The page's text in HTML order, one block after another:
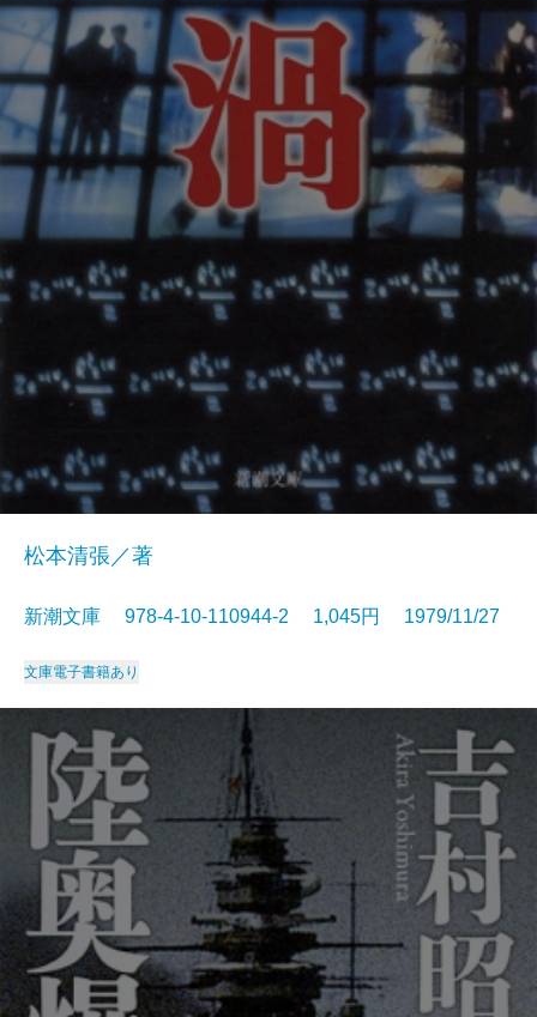
松本清張／著
新潮文庫 978-4-10-110944-2 1,045円 1979/11/27
文庫電子書籍あり